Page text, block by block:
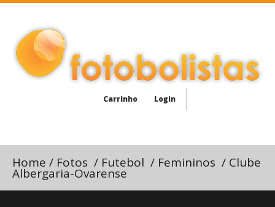
Carrinho Login
Home / Fotos / Futebol / Femininos / Clube
Albergaria-Ovarense